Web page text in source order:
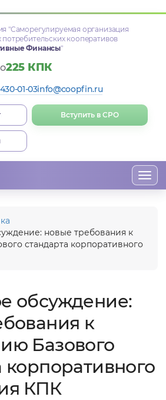
"Саморегулируемая организация
потребительских кооперативов
Финансы"
225 КПК
01-03info@coopfin.ru
Вступить в СРО
новые требования к
стандарта корпоративного
обсуждение:
к
Базового
корпоративного
КПК